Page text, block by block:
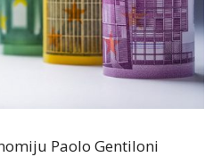
Paolo Gentiloni